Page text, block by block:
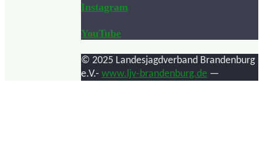
Instagram
YouTube
© 2025 Landesjagdverband Brandenburg
e.V.- www.ljv-brandenburg.de —